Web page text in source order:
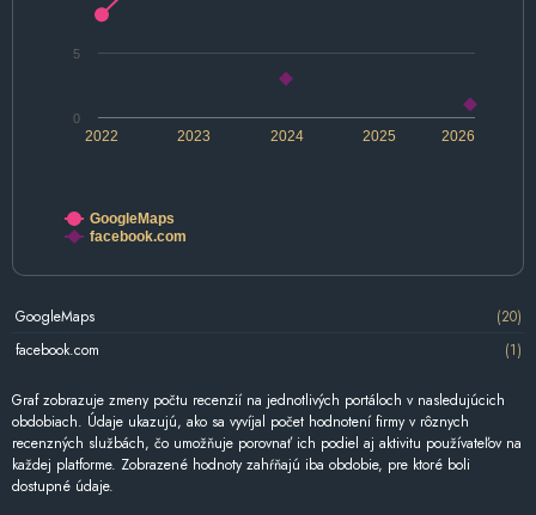
2022 2024 2026
2023 2025
0
5
GoogleMaps
facebook.com
GoogleMaps
(20)
facebook.com
(1)
Graf zobrazuje zmeny počtu recenzií na jednotlivých portáloch v nasledujúcich
obdobiach. Údaje ukazujú, ako sa vyvíjal počet hodnotení firmy v rôznych
recenzných službách, čo umožňuje porovnať ich podiel aj aktivitu používateľov na
každej platforme. Zobrazené hodnoty zahŕňajú iba obdobie, pre ktoré boli
dostupné údaje.